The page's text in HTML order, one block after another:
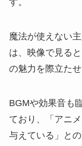
す。
魔法が使えない
は、映像で見る
の魅力を際立たせ
BGMや効果音も
ており、「アニ
与えている」と